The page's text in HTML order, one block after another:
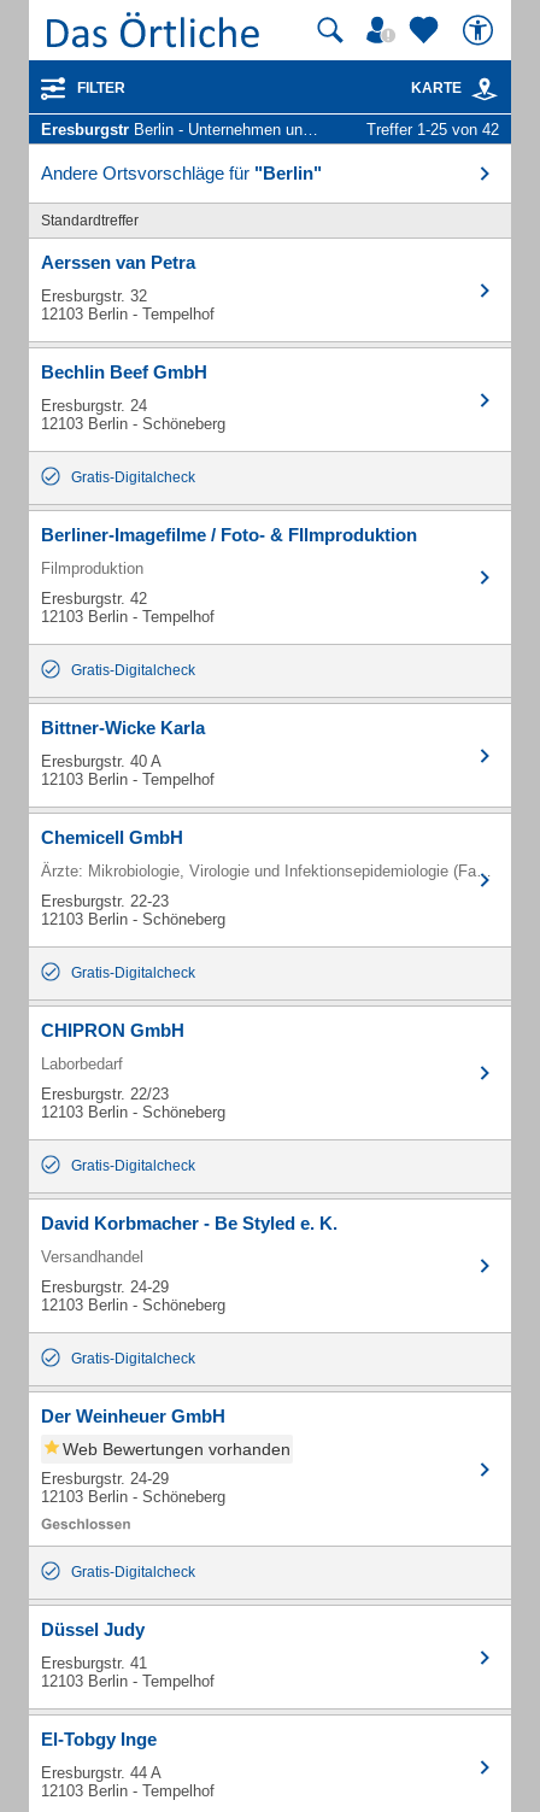
FILTER KARTE
Eresburgstr Berlin - Unternehmen und Personen Treffer 1-25 von 42
Andere Ortsvorschläge für "Berlin"
Standardtreffer
Aerssen van Petra
Eresburgstr. 32
12103 Berlin - Tempelhof
Bechlin Beef GmbH
Eresburgstr. 24
12103 Berlin - Schöneberg
Gratis-Digitalcheck
Berliner-Imagefilme / Foto- & FIlmproduktion
Filmproduktion
Eresburgstr. 42
12103 Berlin - Tempelhof
Gratis-Digitalcheck
Bittner-Wicke Karla
Eresburgstr. 40 A
12103 Berlin - Tempelhof
Chemicell GmbH
Ärzte: Mikrobiologie, Virologie und Infektionsepidemiologie (Fachärzte)
Eresburgstr. 22-23
12103 Berlin - Schöneberg
Gratis-Digitalcheck
CHIPRON GmbH
Laborbedarf
Eresburgstr. 22/23
12103 Berlin - Schöneberg
Gratis-Digitalcheck
David Korbmacher - Be Styled e. K.
Versandhandel
Eresburgstr. 24-29
12103 Berlin - Schöneberg
Gratis-Digitalcheck
Der Weinheuer GmbH
Web Bewertungen vorhanden
Eresburgstr. 24-29
12103 Berlin - Schöneberg
Gratis-Digitalcheck
Düssel Judy
Eresburgstr. 41
12103 Berlin - Tempelhof
El-Tobgy Inge
Eresburgstr. 44 A
12103 Berlin - Tempelhof